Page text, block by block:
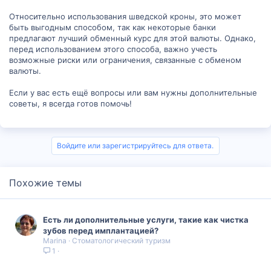
Относительно использования шведской кроны, это может
быть выгодным способом, так как некоторые банки
предлагают лучший обменный курс для этой валюты. Однако,
перед использованием этого способа, важно учесть
возможные риски или ограничения, связанные с обменом
валюты.
Если у вас есть ещё вопросы или вам нужны дополнительные
советы, я всегда готов помочь!
Войдите или зарегистрируйтесь для ответа.
Похожие темы
Есть ли дополнительные услуги, такие как чистка
зубов перед имплантацией?
Marina
Стоматологический туризм
1